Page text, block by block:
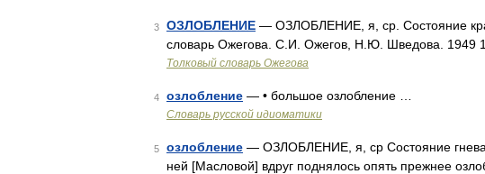
3 ОЗЛОБЛЕНИЕ — ОЗЛОБЛЕНИЕ, я, ср. Состояние
словарь Ожегова. С.И. Ожегов, Н.Ю. Шведова. 1949
Толковый словарь Ожегова
4 озлобление — • большое озлобление …
Словарь русской идиоматики
5 озлобление — ОЗЛОБЛЕНИЕ, я, ср Состояние
ней [Масловой] вдруг поднялось опять прежнее